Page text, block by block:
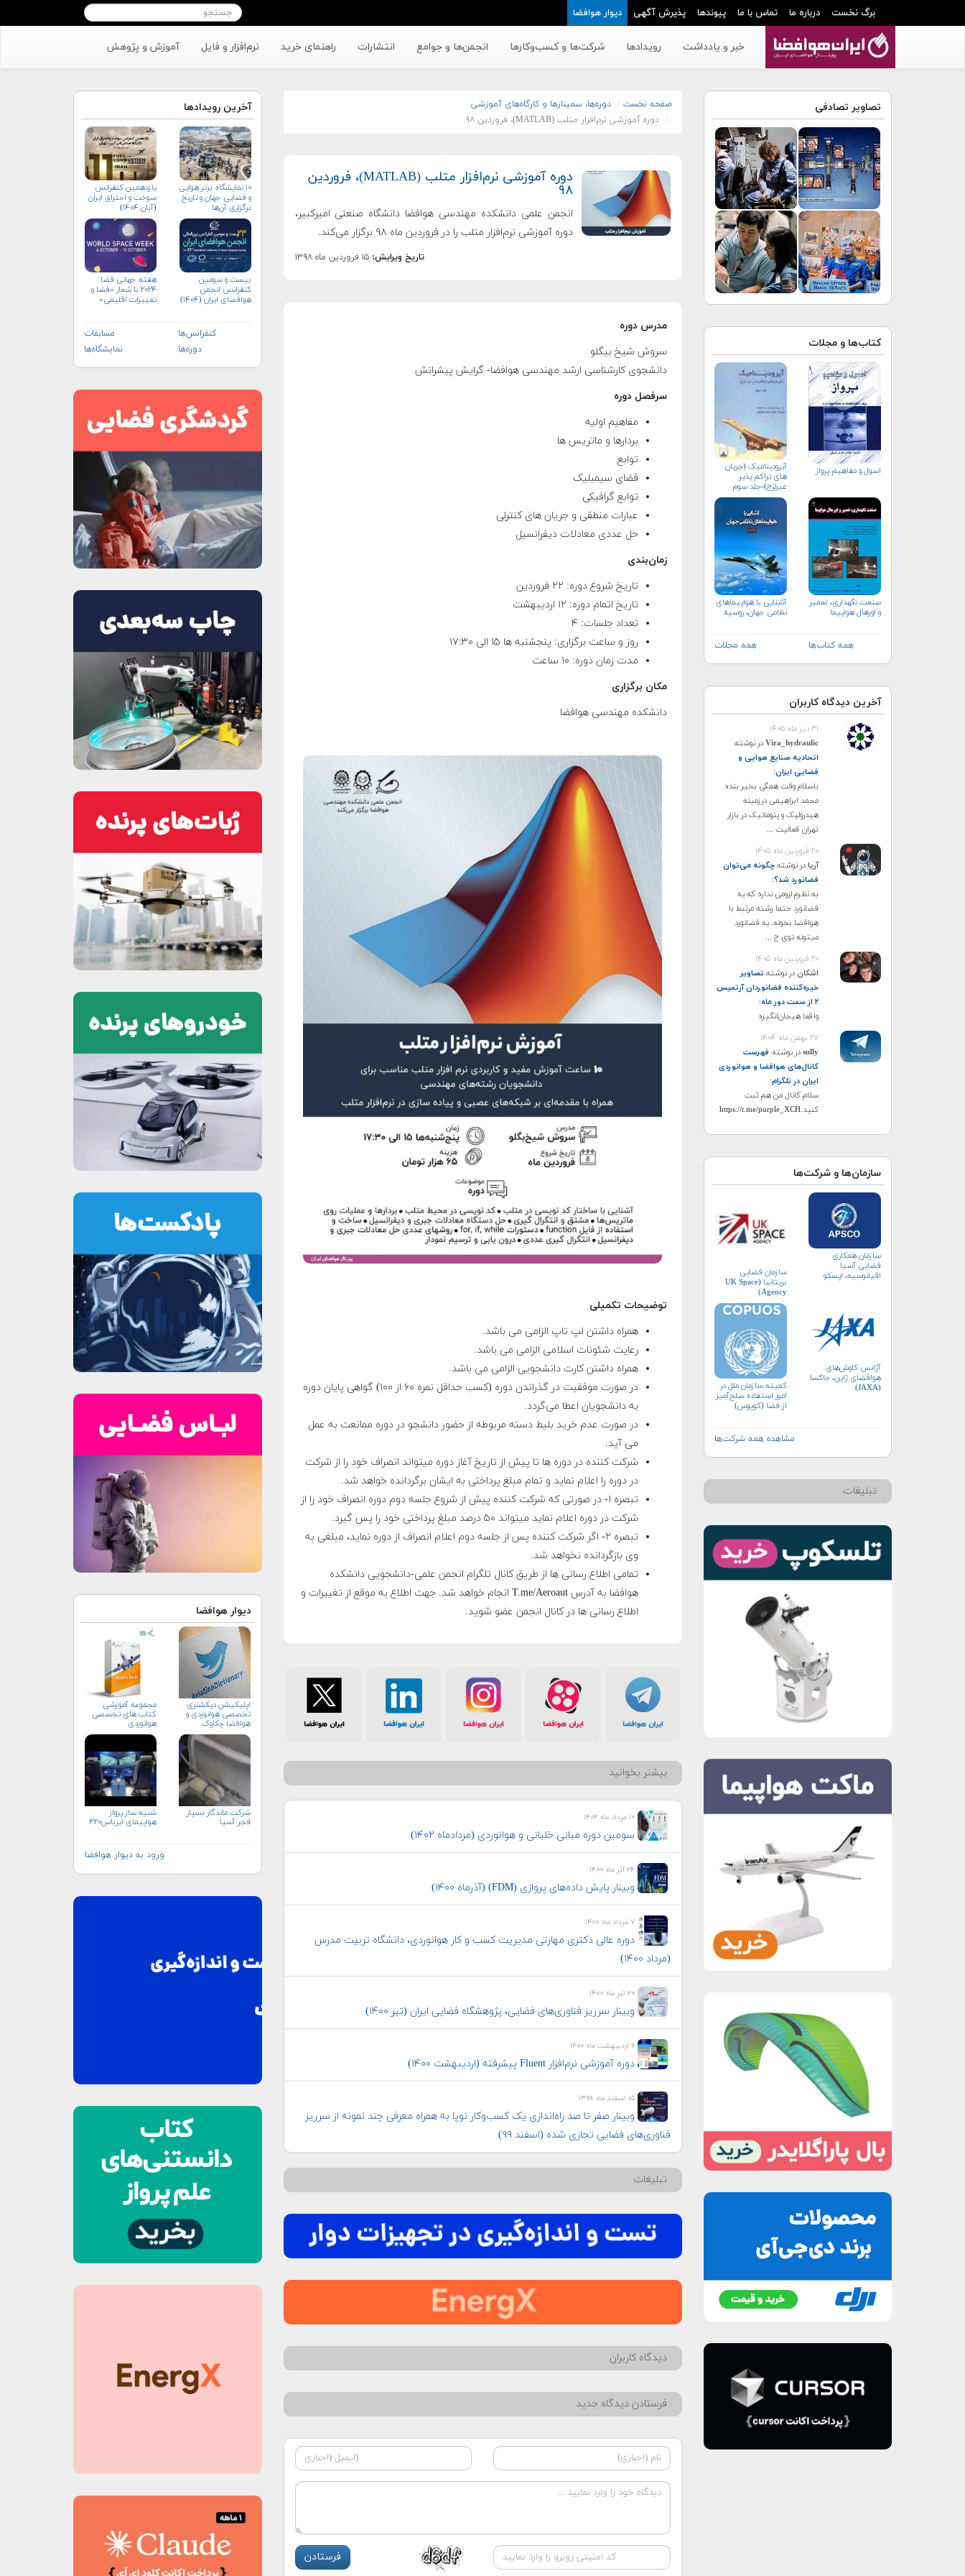
برگ نخست درباره ما تماس با ما پیوندها پذیرش آگهی دیوار هوافضا
خبر و یادداشت رویدادها شرکت‌ها و کسب‌وکار‌ها انجمن‌ها و جوامع انتشارات راهنمای خرید نرم‌افزار و فایل آموزش و پژوهش
تصاویر تصادفی
کتاب‌ها و مجلات
اصول و مفاهیم پرواز
آیرودینامیک (جریان
های تراکم پذیر
غیرلزج)-جلد سوم
صنعت نگهداری، تعمیر
و اورهال هواپیما
آشنایی با هواپیماهای
نظامی جهان، روسیه
همه کتاب‌ها همه مجلات
آخرین دیدگاه کاربران
۳۱ تیر ماه ۱۴۰۵
Vira_hydraulicدر نوشته
اتحادیه صنایع هوایی و
فضایی ایران:
باسلام وقت همگی بخیر بنده
محمد ابراهیمی درزمینه
هیدرولیک و پنوماتیک در بازار
تهران فعالیت ...
۲۰ فروردین ماه ۱۴۰۵
آریادر نوشتهچگونه می‌توان
فضانورد شد؟:
به نظرم لزومی نداره که یه
فضانورد حتما رشته مرتبط با
هوافضا بخونه. یه فضانورد
میتونه توی ح ...
۲۰ فروردین ماه ۱۴۰۵
اشکاندر نوشته تصاویر
خیره‌کننده فضانوردان آرتمیس
۲ از سمت دور ماه
:
واقعا هیجان‌انگیزه
۲۷ بهمن ماه ۱۴۰۴
sullyدر نوشته فهرست
کانال‌های هوافضا و هوانوردی
ایران در تلگرام:
سلام کانال من هم ثبت
کنید.https://t.me/purple_XCH
سازمان‌ها و شرکت‌ها
سازمان همکاری
فضایی آسیا
اقیانوسیه، اپسکو
سازمان فضایی
بریتانیا (UK Space
Agency)
آژانس کاوش‌های
هوافضای ژاپن، جاکسا
(JAXA)
کمیته سازمان ملل در
امور استفاده صلح‌آمیز
از فضا (کوپوس)
مشاهده همه شرکت‌ها
تبلیغات
صفحه نخست
دوره‌ها، سمینارها و کارگاه‌های آموزشی
دوره آموزشی نرم‌افزار متلب (MATLAB)، فروردین ۹۸
دوره آموزشی نرم‌افزار متلب (MATLAB)، فروردین
۹۸
انجمن علمی دانشکده مهندسی هوافضا دانشگاه صنعتی امیرکبیر،
دوره آموزشی نرم‌افزار متلب را در فروردین ‌ماه ۹۸ برگزار می‌کند.
تاریخ ویرایش:۱۵ فروردین ماه ۱۳۹۸
مدرس دوره
سروش شیخ بیگلو
دانشجوی کارشناسی ارشد مهندسی هوافضا- گرایش پیشرانش
سرفصل دوره
مفاهیم اولیه
بردارها و ماتریس ها
توابع
فضای سیمبلیک
توابع گرافیکی
عبارات منطقی و جریان های کنترلی
حل عددی معادلات دیفرانسیل
زمان‌بندی
تاریخ شروع دوره: ۲۲ فروردین
تاریخ اتمام دوره: ۱۲ اردیبهشت
تعداد جلسات: ۴
روز و ساعت برگزاری: پنجشنبه ها ۱۵ الی ۱۷:۳۰
مدت زمان دوره: ۱۰ ساعت
مکان برگزاری
دانشکده مهندسی هوافضا
توضیحات تکمیلی
همراه داشتن لپ تاپ الزامی می باشد.
رعایت شئونات اسلامی الزامی می باشد.
همراه داشتن کارت دانشجویی الزامی می باشد.
در صورت موفقیت در گذراندن دوره (کسب حداقل نمره ۶۰ از ۱۰۰) گواهی پایان دوره
به دانشجویان اعطا می‌گردد.
در صورت عدم خرید بلیط دسته مربوطه از حضور دانشجو در دوره ممانعت به عمل
می آید.
شرکت کننده در دوره ها تا پیش از تاریخ آغاز دوره میتواند انصراف خود را از شرکت
در دوره را اعلام نماید و تمام مبلغ پرداختی به ایشان برگردانده خواهد شد.
تبصره ۱- در صورتی که شرکت کننده پیش از شروع جلسه دوم دوره انصراف خود را از
شرکت در دوره اعلام نماید میتواند ۵۰ درصد مبلغ پرداختی خود را پس گیرد.
تبصره ۲- اگر شرکت کننده پس از جلسه دوم اعلام انصراف از دوره نماید، مبلغی به
وی بازگردانده نخواهد شد.
تمامی اطلاع رسانی ها از طریق کانال تلگرام انجمن علمی-دانشجویی دانشکده
هوافضا به آدرس T.me/Aeroaut انجام خواهد شد. جهت اطلاع به موقع از تغییرات و
اطلاع رسانی ها در کانال انجمن عضو شوید.
بیشتر بخوانید
۱۰ مرداد ماه ۱۴۰۲
سومین دوره مبانی خلبانی و هوانوردی (مردادماه ۱۴۰۲)
۲۴ آذر ماه ۱۴۰۰
وبینار پایش داده‌های پروازی (FDM) (آذرماه ۱۴۰۰)
۷ مرداد ماه ۱۴۰۰
دوره عالی دکتری مهارتی مدیریت کسب و کار هوانوردی، دانشگاه تربیت مدرس
(مرداد ۱۴۰۰)
۲۰ تیر ماه ۱۴۰۰
وبینار سرریز فناوری‌های فضایی، پژوهشگاه فضایی ایران (تیر ۱۴۰۰)
۶ اردیبهشت ماه ۱۴۰۰
دوره آموزشی نرم‌افزار Fluent پیشرفته (اردیبهشت ۱۴۰۰)
۱۵ اسفند ماه ۱۳۹۹
وبینار صفر تا صد راه‌اندازی یک كسب‌وكار نوپا به همراه معرفی چند نمونه از سرريز
فناوری‌های فضایی تجاری شده (اسفند ۹۹)
تبلیغات
دیدگاه کاربران
فرستادن دیدگاه جدید
آخرین رویدادها
۱۰ نمایشگاه برتر هوایی
و فضایی جهان و تاریخ
برگزاری آن‌ها
یازدهمین کنفرانس
سوخت و احتراق ایران
(آبان‌ ۱۴۰۴)
بیست و سومین
کنفرانس انجمن
هوافضای ايران (۱۴۰۴)
هفته جهانی فضا
۲۰۲۴ با شعار «فضا و
تغییرات اقلیمی»
کنفرانس‌ها
مسابقات
دوره‌ها
نمایشگاه‌ها
دیوار هوافضا
اپلیکیشن دیکشنری
تخصصی هوانوردی و
هوافضا چکاوک
مجموعه آموزشی
کتاب های تخصصی
هوانوردی
شرکت ماندگار بسپار
فجر آسیا
شبیه ساز پرواز
هواپیمای ایرباس۳۲۰
ورود به دیوار هوافضا